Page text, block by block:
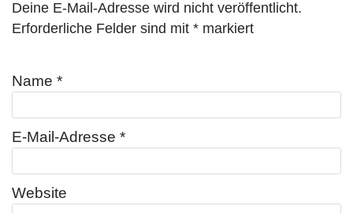
Deine E-Mail-Adresse wird nicht veröffentlicht.
Erforderliche Felder sind mit * markiert
Name *
E-Mail-Adresse *
Website